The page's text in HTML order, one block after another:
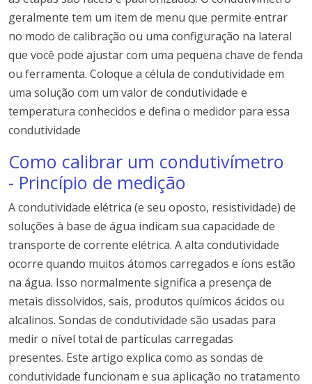
geralmente tem um item de menu que permite entrar
no modo de calibração ou uma configuração na lateral
que você pode ajustar com uma pequena chave de fenda
ou ferramenta. Coloque a célula de condutividade em
uma solução com um valor de condutividade e
temperatura conhecidos e defina o medidor para essa
condutividade
Como calibrar um condutivímetro
- Princípio de medição
A condutividade elétrica (e seu oposto, resistividade) de
soluções à base de água indicam sua capacidade de
transporte de corrente elétrica. A alta condutividade
ocorre quando muitos átomos carregados e íons estão
na água. Isso normalmente significa a presença de
metais dissolvidos, sais, produtos químicos ácidos ou
alcalinos. Sondas de condutividade são usadas para
medir o nível total de partículas carregadas
presentes. Este artigo explica como as sondas de
condutividade funcionam e sua aplicação no tratamento